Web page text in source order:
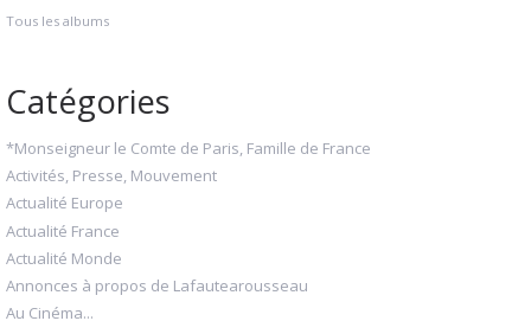
Tous les albums
Catégories
*Monseigneur le Comte de Paris, Famille de France
Activités, Presse, Mouvement
Actualité Europe
Actualité France
Actualité Monde
Annonces à propos de Lafautearousseau
Au Cinéma...